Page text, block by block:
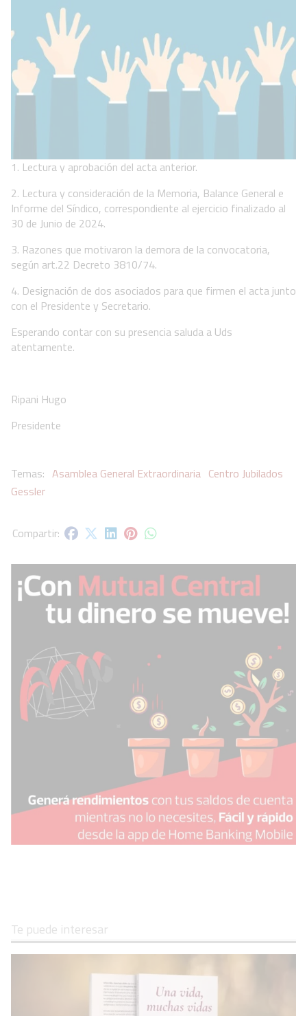
1. Lectura y aprobación del acta anterior.
2. Lectura y consideración de la Memoria, Balance General e
Informe del Síndico, correspondiente al ejercicio finalizado al
30 de Junio de 2024.
3. Razones que motivaron la demora de la convocatoria,
según art.22 Decreto 3810/74.
4. Designación de dos asociados para que firmen el acta junto
con el Presidente y Secretario.
Esperando contar con su presencia saluda a Uds
atentamente.
Ripani Hugo
Presidente
Asamblea General Extraordinaria Centro Jubilados
Gessler
Te puede interesar